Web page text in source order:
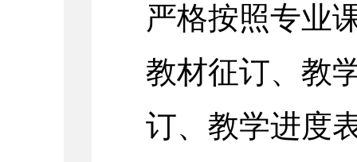
严格按照专业
教材征订、教
订、教学进度